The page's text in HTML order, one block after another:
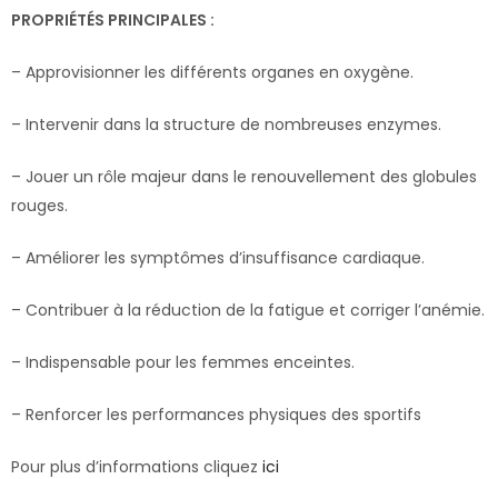
PROPRIÉTÉS PRINCIPALES :
– Approvisionner les différents organes en oxygène.
– Intervenir dans la structure de nombreuses enzymes.
– Jouer un rôle majeur dans le renouvellement des globules
rouges.
– Améliorer les symptômes d’insuffisance cardiaque.
– Contribuer à la réduction de la fatigue et corriger l’anémie.
– Indispensable pour les femmes enceintes.
– Renforcer les performances physiques des sportifs
Pour plus d’informations cliquez ici